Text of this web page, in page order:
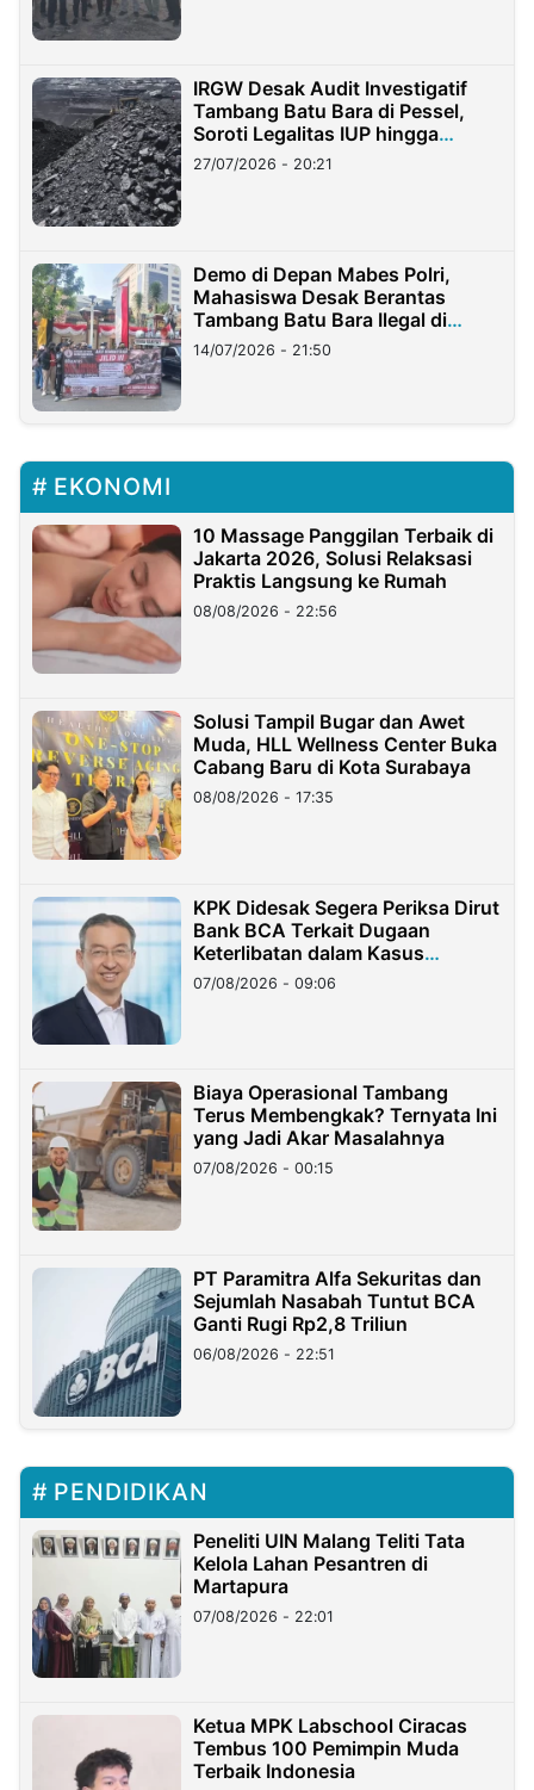
IRGW Desak Audit Investigatif
Tambang Batu Bara di Pessel,
Soroti Legalitas IUP hingga
Stockpile
27/07/2026 - 20:21
Demo di Depan Mabes Polri,
Mahasiswa Desak Berantas
Tambang Batu Bara Ilegal di
Lampung
14/07/2026 - 21:50
EKONOMI
10 Massage Panggilan Terbaik di
Jakarta 2026, Solusi Relaksasi
Praktis Langsung ke Rumah
08/08/2026 - 22:56
Solusi Tampil Bugar dan Awet
Muda, HLL Wellness Center Buka
Cabang Baru di Kota Surabaya
08/08/2026 - 17:35
KPK Didesak Segera Periksa Dirut
Bank BCA Terkait Dugaan
Keterlibatan dalam Kasus
Hilangnya Dana Nasabah Rp2,58
Miliar
07/08/2026 - 09:06
Biaya Operasional Tambang
Terus Membengkak? Ternyata Ini
yang Jadi Akar Masalahnya
07/08/2026 - 00:15
PT Paramitra Alfa Sekuritas dan
Sejumlah Nasabah Tuntut BCA
Ganti Rugi Rp2,8 Triliun
06/08/2026 - 22:51
PENDIDIKAN
Peneliti UIN Malang Teliti Tata
Kelola Lahan Pesantren di
Martapura
07/08/2026 - 22:01
Ketua MPK Labschool Ciracas
Tembus 100 Pemimpin Muda
Terbaik Indonesia